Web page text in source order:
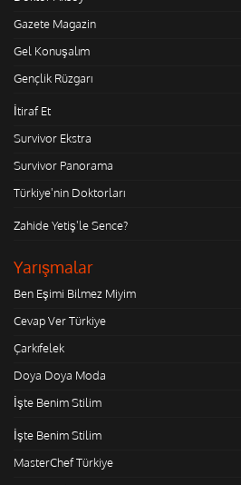
Gazete Magazin
Gel Konuşalım
Gençlik Rüzgarı
İtiraf Et
Survivor Ekstra
Survivor Panorama
Türkiye'nin Doktorları
Zahide Yetiş'le Sence?
Yarışmalar
Ben Eşimi Bilmez Miyim
Cevap Ver Türkiye
Çarkıfelek
Doya Doya Moda
İşte Benim Stilim
İşte Benim Stilim
MasterChef Türkiye